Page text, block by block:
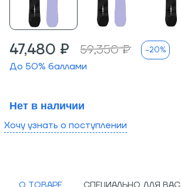
47,480 ₽ 59,350 ₽ -20%
До 50% баллами
Нет в наличии
Хочу узнать о поступлении